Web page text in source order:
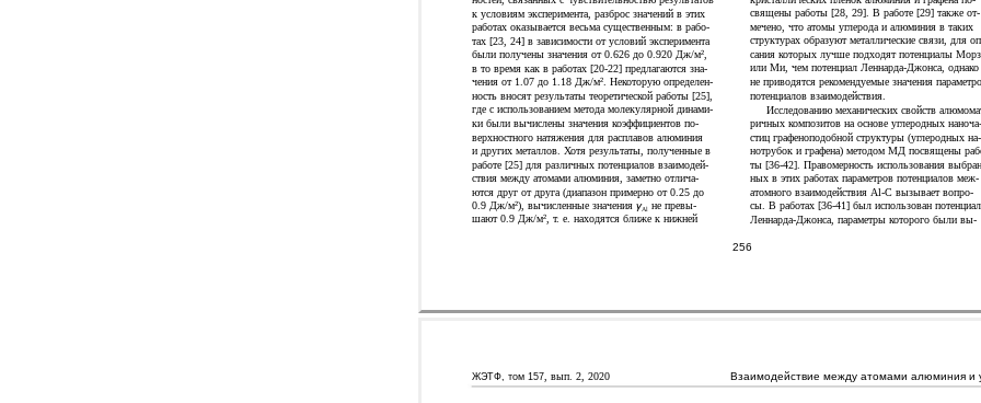
к условиям эксперимента, разброс значений в этих
священы работы [28, 29]. В работе [29] также от-
работах оказывается весьма существенным: в рабо-
мечено, что атомы углерода и алюминия в таких
тах [23, 24] в зависимости от условий эксперимента
структурах образуют металлические связи, для
были получены значения от 0.626 до 0.920 Дж/м2,
сания которых лучше подходят потенциалы
в то время как в работах [20-22] предлагаются зна-
или Ми, чем потенциал Леннарда-Джонса, однако
чения от 1.07 до 1.18 Дж/м2. Некоторую определен-
не приводятся рекомендуемые значения
ность вносят результаты теоретической работы [25],
потенциалов взаимодействия.
где с использованием метода молекулярной динами-
Исследованию механических свойств
ки были вычислены значения коэффициентов по-
ричных композитов на основе углеродных наноча-
верхностного натяжения для расплавов алюминия
стиц графеноподобной структуры (углеродных на-
и других металлов. Хотя результаты, полученные в
нотрубок и графена) методом МД посвящены
работе [25] для различных потенциалов взаимодей-
ты [36-42]. Правомерность использования
ствия между атомами алюминия, заметно отлича-
ных в этих работах параметров потенциалов меж-
ются друг от друга (диапазон примерно от 0.25 до
атомного взаимодействия Al-C вызывает вопро-
0.9 Дж/м2), вычисленные значенияγ Al не превы-
сы. В работах [36-41] был использован потенциал
шают 0.9 Дж/м2, т. е. находятся ближе к нижней Леннарда-Джонса, параметры которого были вы-
256
ЖЭТФ, том 157, вып. 2, 2020 Взаимодействие между атомами алюминия и